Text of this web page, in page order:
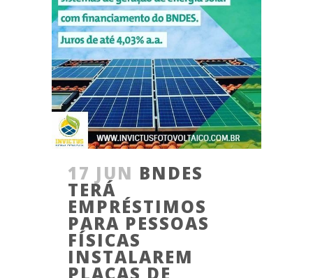
17 JUN BNDES
TERÁ
EMPRÉSTIMOS
PARA PESSOAS
FÍSICAS
INSTALAREM